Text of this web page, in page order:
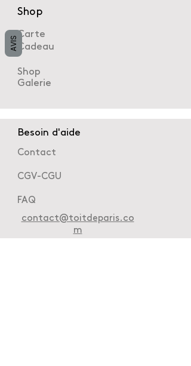
Shop
Carte
Cadeau
Shop
Galerie
Besoin d'aide
contact@toitdeparis.co
m
Contact
CGV-CGU
FAQ
AVIS